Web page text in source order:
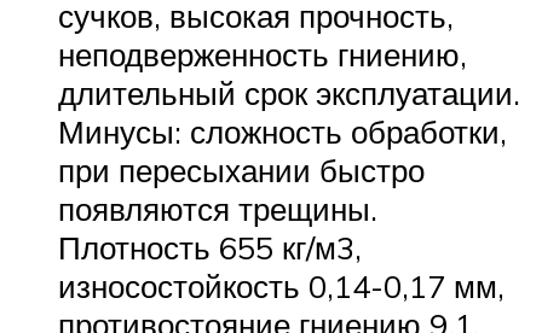
сучков, высокая прочность,
неподверженность гниению,
длительный срок эксплуатации.
Минусы: сложность обработки,
при пересыхании быстро
появляются трещины.
Плотность 655 кг/м3,
износостойкость 0,14-0,17 мм,
противостояние гниению 9,1,